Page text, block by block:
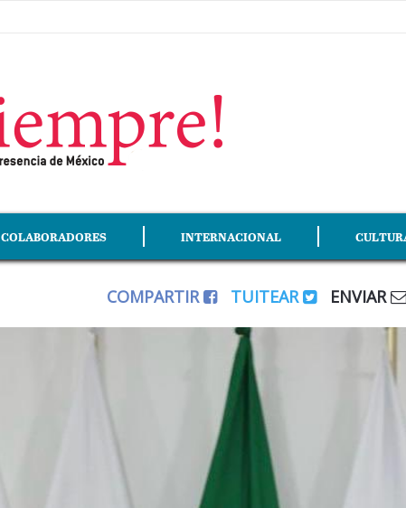
COLABORADORES INTERNACIONAL
COMPARTIR TUITEAR ENVIAR